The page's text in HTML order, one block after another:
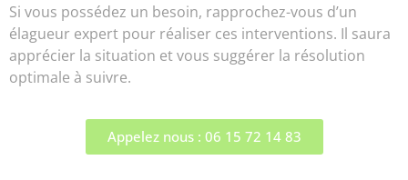
Si vous possédez un besoin, rapprochez-vous d’un
élagueur expert pour réaliser ces interventions. Il saura
apprécier la situation et vous suggérer la résolution
optimale à suivre.
Appelez nous : 06 15 72 14 83